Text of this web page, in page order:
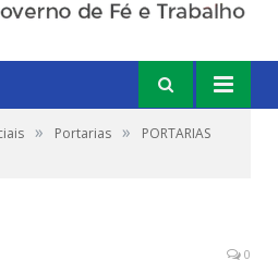
» Portarias »
PORTARIAS
0